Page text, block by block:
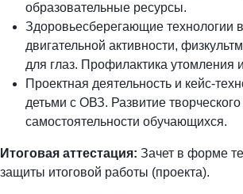
образовательные ресурсы.
Здоровьесберегающие технологии
двигательной активности,
для глаз. Профилактика утомления
Проектная деятельность и кейс-
детьми с ОВЗ. Развитие
самостоятельности обучающихся.
Итоговая аттестация: Зачет в форме
защиты итоговой работы (проекта).